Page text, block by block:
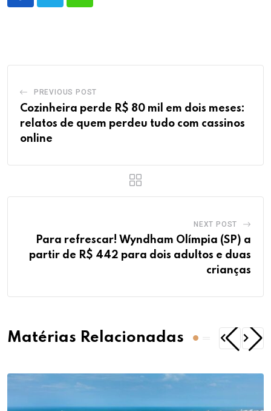
PREVIOUS POST
Cozinheira perde R$ 80 mil em dois meses:
relatos de quem perdeu tudo com cassinos
online
NEXT POST
Para refrescar! Wyndham Olímpia (SP) a
partir de R$ 442 para dois adultos e duas
crianças
Matérias Relacionadas